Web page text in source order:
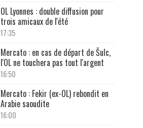
OL Lyonnes : double diffusion pour
trois amicaux de l'été
17:35
Mercato : en cas de départ de Šulc,
l'OL ne touchera pas tout l'argent
16:50
Mercato : Fekir (ex-OL) rebondit en
Arabie saoudite
16:00